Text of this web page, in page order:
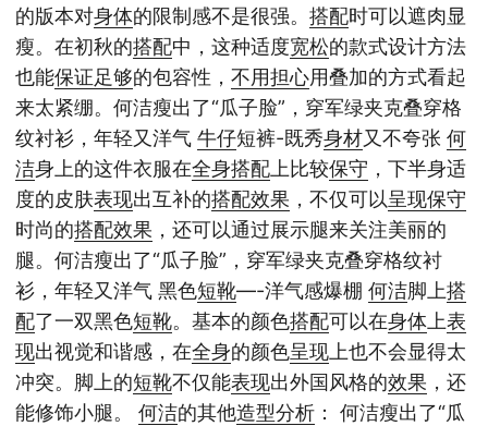
的版本对身体的限制感不是很强。 搭配时可以遮肉显
瘦。在初秋的搭配中，这种适度宽松的款式设计方法
也能保证足够的包容性， 不用担心用叠加的方式看起
来太紧绷。何洁瘦出了“瓜子脸”，穿军绿夹克叠穿格
纹衬衫，年轻又洋气 牛仔短裤-既秀身材又不夸张 何
洁身上的这件衣服在全身搭配上比较保守 ，下半身适
度的皮肤表现出互补的搭配效果 ，不仅可以呈现保守
时尚的搭配效果 ，还可以通过展示腿来关注美丽的
腿。何洁瘦出了“瓜子脸”，穿军绿夹克叠穿格纹衬
衫，年轻又洋气 黑色短靴—-洋气感爆棚 何洁脚上搭
配了一双黑色短靴。基本的颜色搭配可以在身体上表
现出视觉和谐感，在全身的颜色呈现上也不会显得太
冲突。脚上的短靴不仅能表现出外国风格的效果 ，还
能修饰小腿。 何洁的其他造型分析 ： 何洁瘦出了“瓜